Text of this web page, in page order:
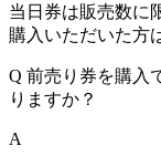
当日券は販売数に
購入いただいた方
Q 前売り券を購入
りますか？
A